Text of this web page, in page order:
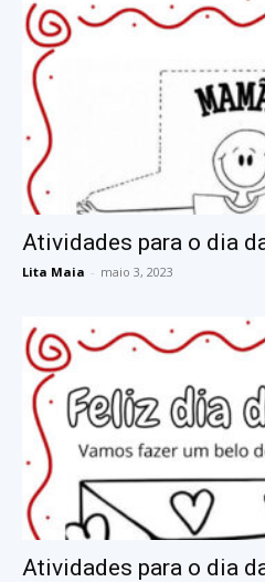
Atividades para o dia
Lita Maia - maio 3, 2023
Atividades para o dia